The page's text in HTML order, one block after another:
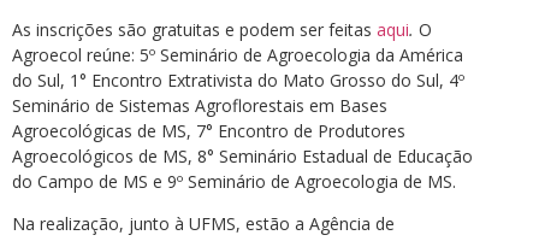
As inscrições são gratuitas e podem ser feitas aqui. O
Agroecol reúne: 5º Seminário de Agroecologia da América
do Sul, 1° Encontro Extrativista do Mato Grosso do Sul, 4º
Seminário de Sistemas Agroflorestais em Bases
Agroecológicas de MS, 7° Encontro de Produtores
Agroecológicos de MS, 8° Seminário Estadual de Educação
do Campo de MS e 9º Seminário de Agroecologia de MS.
Na realização, junto à UFMS, estão a Agência de